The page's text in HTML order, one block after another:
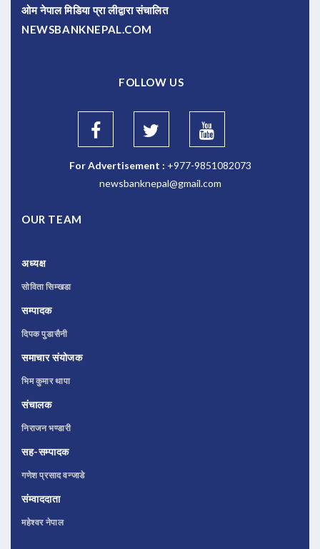
ओम नेपाल मिडिया प्रा लीद्वारा संचालित
NEWSBANKNEPAL.COM
FOLLOW US
For Advertisement : +977-9851082073
newsbanknepal@gmail.com
OUR TEAM
अध्यक्ष
सोविता सिम्खडा
सम्पादक
दिपक पुडासैनी
समाचार संयोजक
भिम कुमार थापा
संचालक
निराजन भण्डारी
सह-सम्पादक
गणेश प्रसाद वन्जाडे
संम्वाददाता
महेश्वर नेपाल